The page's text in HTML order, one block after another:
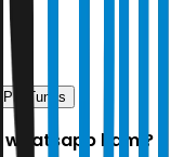
PP Tunas
whatsapp kami?